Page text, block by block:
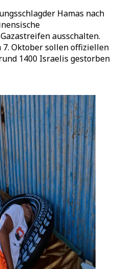
Hamas nach
ausschalten.
7. Oktober sollen offiziellen
1400 Israelis gestorben